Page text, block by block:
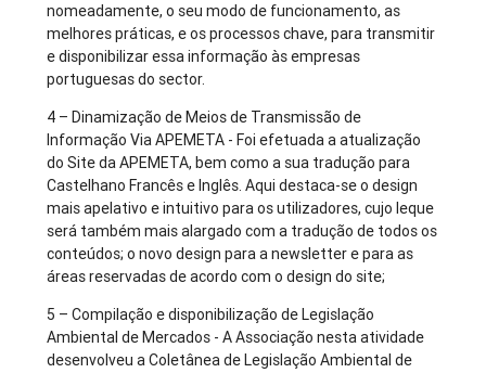
nomeadamente, o seu modo de funcionamento, as
melhores práticas, e os processos chave, para transmitir
e disponibilizar essa informação às empresas
portuguesas do sector.
4 – Dinamização de Meios de Transmissão de
Informação Via APEMETA - Foi efetuada a atualização
do Site da APEMETA, bem como a sua tradução para
Castelhano Francês e Inglês. Aqui destaca-se o design
mais apelativo e intuitivo para os utilizadores, cujo leque
será também mais alargado com a tradução de todos os
conteúdos; o novo design para a newsletter e para as
áreas reservadas de acordo com o design do site;
5 – Compilação e disponibilização de Legislação
Ambiental de Mercados - A Associação nesta atividade
desenvolveu a Coletânea de Legislação Ambiental de